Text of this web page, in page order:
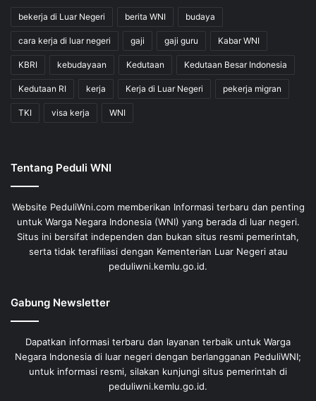
bekerja di Luar Negeri berita WNI budaya
cara kerja di luar negeri gaji gaji guru Kabar WNI
KBRI kebudayaan Kedutaan Kedutaan Besar Indonesia
Kedutaan RI kerja Kerja di Luar Negeri pekerja migran
TKI visa kerja WNI
Tentang Peduli WNI
Website PeduliWni.com memberikan Informasi terbaru dan penting
untuk Warga Negara Indonesia (WNI) yang berada di luar negeri.
Situs ini bersifat independen dan bukan situs resmi pemerintah,
serta tidak terafiliasi dengan Kementerian Luar Negeri atau
peduliwni.kemlu.go.id.
Gabung Newsletter
Dapatkan informasi terbaru dan layanan terbaik untuk Warga
Negara Indonesia di luar negeri dengan berlangganan PeduliWNI;
untuk informasi resmi, silakan kunjungi situs pemerintah di
peduliwni.kemlu.go.id.